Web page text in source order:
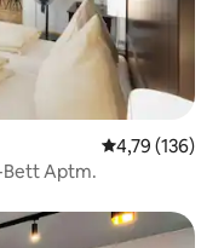
4,79 de uma
4,79 (136)
Bett Aptm.